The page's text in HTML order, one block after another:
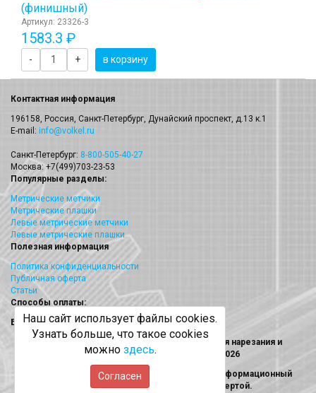
(финишный)
Артикул: 23326-3
1583.3 ₽
- + в корзину
Контактная информация
196158, Россия, Санкт-Петербург, Дунайский проспект, д.13 к.1
E-mail: info@volkel.ru
Санкт-Петербург: 8-800-505-40-27
Москва: +7(499)703-23-53
Популярные разделы:
Метрические метчики
Метрические плашки
Левые метрические метчики
Левые метрические плашки
Полезная информация
Политика конфиденциальности
Публичная оферта
Статьи
Способы оплаты:
Безналичный платеж
Volkel (Волкел) метчики, плашки, наборы для нарезания и
восстановления резьбы © 2013 - 2026
Информация на сайте носит исключительно информационный
характер и не является публичной офертой.
Наш сайт использует файлы cookies.
Узнать больше, что такое cookies
можно здесь.
Согласен